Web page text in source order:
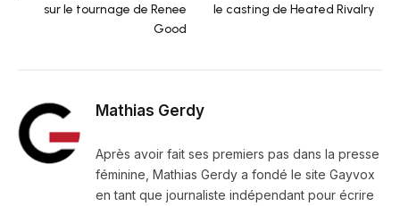
sur le tournage de Renee
Good
le casting de Heated Rivalry
Mathias Gerdy
Après avoir fait ses premiers pas dans la presse
féminine, Mathias Gerdy a fondé le site Gayvox
en tant que journaliste indépendant pour écrire